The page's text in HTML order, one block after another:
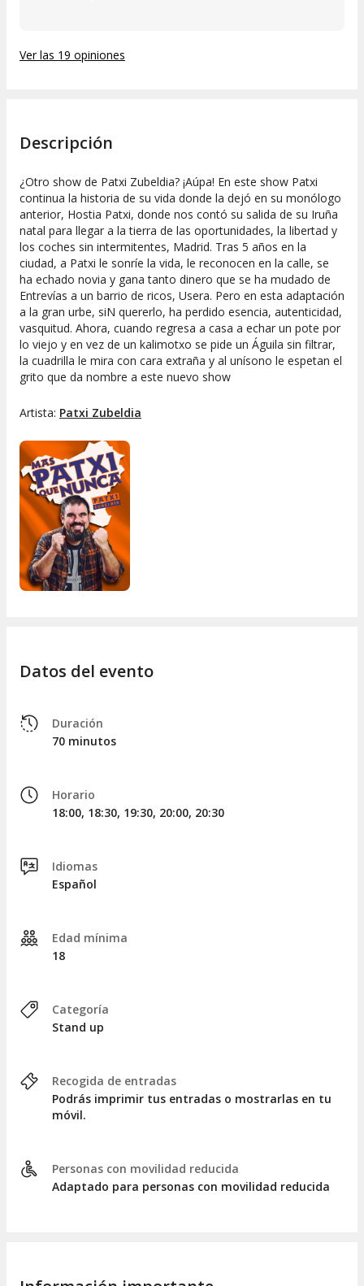
hace que la sala entera se sienta parte de algo. Como
hacer humor sin subestimar a quien está escuchando.
Hay observaciones muy bien pilladas, momentos muy
que disfruta mucho en escena y te arrastra con él.
Ver las 19 opiniones
Descripción
¿Otro show de Patxi Zubeldia? ¡Aúpa! En este show Patxi
continua la historia de su vida donde la dejó en su monólogo
anterior, Hostia Patxi, donde nos contó su salida de su Iruña
natal para llegar a la tierra de las oportunidades, la libertad y
los coches sin intermitentes, Madrid. Tras 5 años en la
ciudad, a Patxi le sonríe la vida, le reconocen en la calle, se
ha echado novia y gana tanto dinero que se ha mudado de
Entrevías a un barrio de ricos, Usera. Pero en esta adaptación
a la gran urbe, siN quererlo, ha perdido esencia, autenticidad,
vasquitud. Ahora, cuando regresa a casa a echar un pote por
lo viejo y en vez de un kalimotxo se pide un Águila sin filtrar,
la cuadrilla le mira con cara extraña y al unísono le espetan el
grito que da nombre a este nuevo show
Artista: Patxi Zubeldia
Datos del evento
Duración
70 minutos
Horario
18:00, 18:30, 19:30, 20:00, 20:30
Idiomas
Español
Edad mínima
18
Categoría
Stand up
Recogida de entradas
Podrás imprimir tus entradas o mostrarlas en tu
móvil.
Personas con movilidad reducida
Adaptado para personas con movilidad reducida